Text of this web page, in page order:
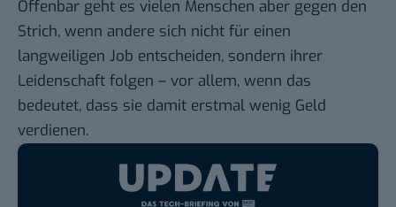
Offenbar geht es vielen Menschen aber gegen den
Strich, wenn andere sich nicht für einen
langweiligen Job entscheiden, sondern ihrer
Leidenschaft folgen – vor allem, wenn das
bedeutet, dass sie damit erstmal wenig Geld
verdienen.